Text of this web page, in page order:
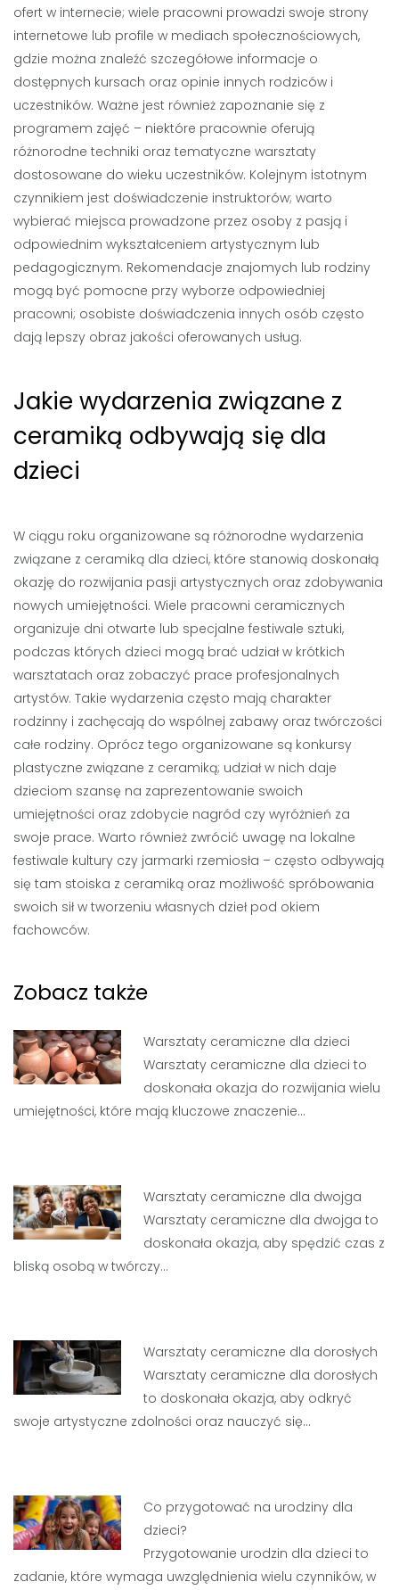
ofert w internecie; wiele pracowni prowadzi swoje strony
internetowe lub profile w mediach społecznościowych,
gdzie można znaleźć szczegółowe informacje o
dostępnych kursach oraz opinie innych rodziców i
uczestników. Ważne jest również zapoznanie się z
programem zajęć – niektóre pracownie oferują
różnorodne techniki oraz tematyczne warsztaty
dostosowane do wieku uczestników. Kolejnym istotnym
czynnikiem jest doświadczenie instruktorów; warto
wybierać miejsca prowadzone przez osoby z pasją i
odpowiednim wykształceniem artystycznym lub
pedagogicznym. Rekomendacje znajomych lub rodziny
mogą być pomocne przy wyborze odpowiedniej
pracowni; osobiste doświadczenia innych osób często
dają lepszy obraz jakości oferowanych usług.
Jakie wydarzenia związane z
ceramiką odbywają się dla
dzieci
W ciągu roku organizowane są różnorodne wydarzenia
związane z ceramiką dla dzieci, które stanowią doskonałą
okazję do rozwijania pasji artystycznych oraz zdobywania
nowych umiejętności. Wiele pracowni ceramicznych
organizuje dni otwarte lub specjalne festiwale sztuki,
podczas których dzieci mogą brać udział w krótkich
warsztatach oraz zobaczyć prace profesjonalnych
artystów. Takie wydarzenia często mają charakter
rodzinny i zachęcają do wspólnej zabawy oraz twórczości
całe rodziny. Oprócz tego organizowane są konkursy
plastyczne związane z ceramiką; udział w nich daje
dzieciom szansę na zaprezentowanie swoich
umiejętności oraz zdobycie nagród czy wyróżnień za
swoje prace. Warto również zwrócić uwagę na lokalne
festiwale kultury czy jarmarki rzemiosła – często odbywają
się tam stoiska z ceramiką oraz możliwość spróbowania
swoich sił w tworzeniu własnych dzieł pod okiem
fachowców.
Zobacz także
Warsztaty ceramiczne dla dzieci
Warsztaty ceramiczne dla dzieci to
doskonała okazja do rozwijania wielu
umiejętności, które mają kluczowe znaczenie…
Warsztaty ceramiczne dla dwojga
Warsztaty ceramiczne dla dwojga to
doskonała okazja, aby spędzić czas z
bliską osobą w twórczy…
Warsztaty ceramiczne dla dorosłych
Warsztaty ceramiczne dla dorosłych
to doskonała okazja, aby odkryć
swoje artystyczne zdolności oraz nauczyć się…
Co przygotować na urodziny dla
dzieci?
Przygotowanie urodzin dla dzieci to
zadanie, które wymaga uwzględnienia wielu czynników, w